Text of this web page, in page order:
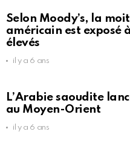
Selon Moody’s, la
américain est exposé
élevés
il y a 6 ans
L’Arabie saoudite
au Moyen-Orient
il y a 6 ans